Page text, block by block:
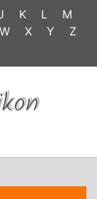
K L
M
W X Y Z